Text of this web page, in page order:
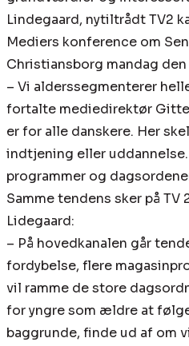
Lindegaard, nytiltrådt TV2
Mediers konference om
Christiansborg mandag den
– Vi alderssegmenterer
fortalte mediedirektør
er for alle danskere. Her
indtjening eller
programmer og
Samme tendens sker på TV
Lidegaard:
– På hovedkanalen går
fordybelse, flere
vil ramme de store
for yngre som ældre at
baggrunde, finde ud af om